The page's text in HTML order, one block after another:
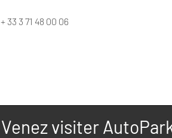
+ 33 3 71 48 00 06
Venez visiter